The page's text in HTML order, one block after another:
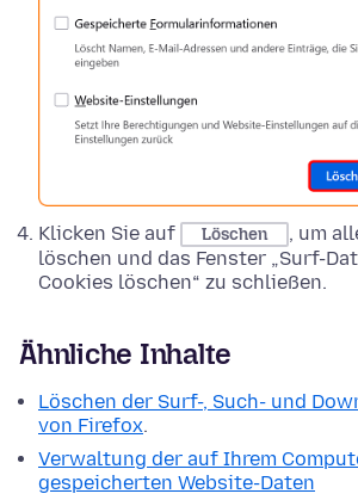
Klicken Sie auf Löschen
, um
löschen und das Fenster „Surf-
Cookies löschen“ zu schließen.
Ähnliche Inhalte
Löschen der Surf-, Such- und
von Firefox.
Verwaltung der auf Ihrem
gespeicherten Website-Daten